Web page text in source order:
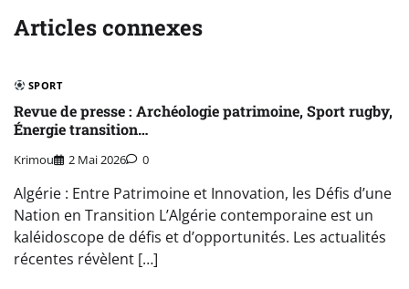
Articles connexes
SPORT
Revue de presse : Archéologie patrimoine, Sport rugby,
Énergie transition…
Krimou 2 Mai 2026 0
Algérie : Entre Patrimoine et Innovation, les Défis d’une
Nation en Transition L’Algérie contemporaine est un
kaléidoscope de défis et d’opportunités. Les actualités
récentes révèlent […]